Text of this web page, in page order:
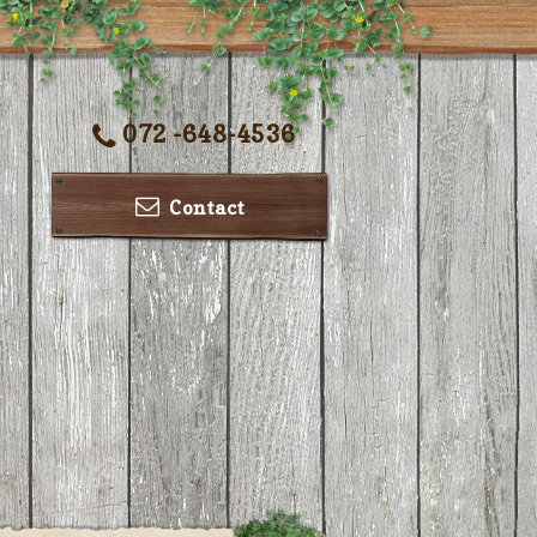
072 -648-4536
Contact